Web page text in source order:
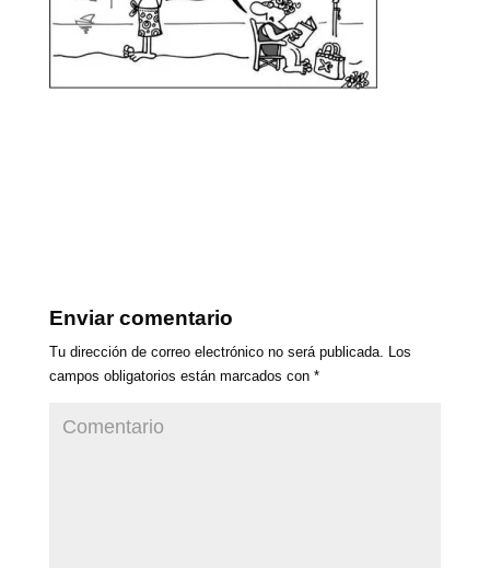
Enviar comentario
Tu dirección de correo electrónico no será publicada. Los
campos obligatorios están marcados con *